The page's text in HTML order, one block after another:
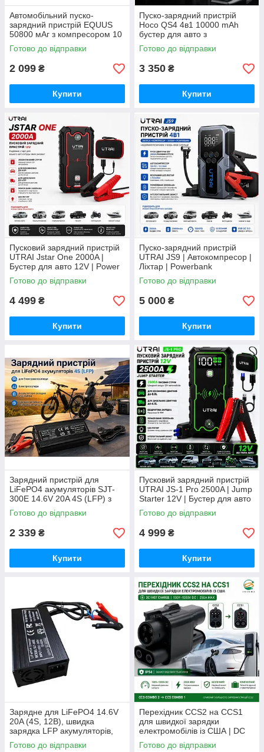
Автомобільний пуско-
зарядний пристрій EQUUS
50800 мАг з компресором 10
бар
Готово до відправки
2 099 ₴
Купити
Пуско-зарядний пристрій
Hoco QS4 4в1 10000 mAh
бустер для авто з
компресором, Power Bank та
LED ліхтарем (800A)
Готово до відправки
3 350 ₴
Купити
Пусковий зарядний пристрій
UTRAI Jstar One 2000A |
Бустер для авто 12V | Power
Bank | Запуск бензинових і
дизельних двигунів
Готово до відправки
4 499 ₴
Купити
Пуско-зарядний пристрій
UTRAI JS9 | Автокомпресор |
Ліхтар | Powerbank
Готово до відправки
5 000 ₴
Купити
Зарядний пристрій для
LiFePO4 акумуляторів SJT-
300E 14.6V 20A 4S (LFP) з
активним охолодженням
Готово до відправки
2 339 ₴
Купити
Пусковий зарядний пристрій
UTRAI JS-1 Pro 2500A | Jump
Starter 12V | Бустер для авто
| Power Bank з бездротовою
зарядкою
Готово до відправки
4 999 ₴
Купити
Зарядне для LiFePO4 14.6V
20A (4S, 12В), швидка
зарядка LFP акумуляторів,
CC-CV
Готово до відправки
Перехідник CCS2 на CCS1
для швидкої зарядки
електромобілів із США | DC
Fast Charge | Адаптер CCS
Combo 2 → CCS Combo 1
Готово до відправки